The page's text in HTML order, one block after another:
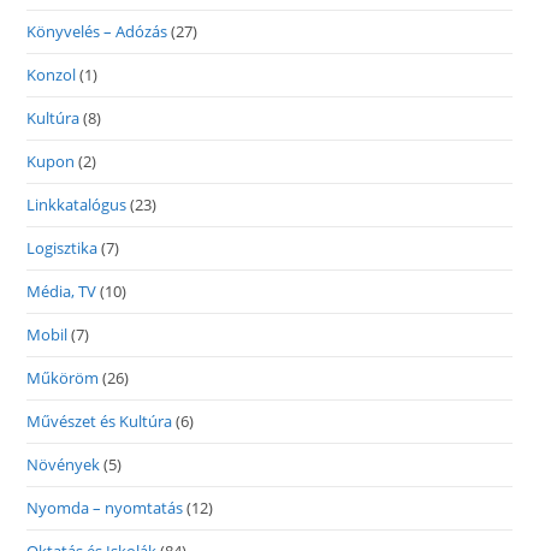
Könyvelés – Adózás(27)
Konzol(1)
Kultúra(8)
Kupon (2)
Linkkatalógus(23)
Logisztika(7)
Média, TV(10)
Mobil(7)
Műköröm (26)
Művészet és Kultúra(6)
Növények(5)
Nyomda – nyomtatás(12)